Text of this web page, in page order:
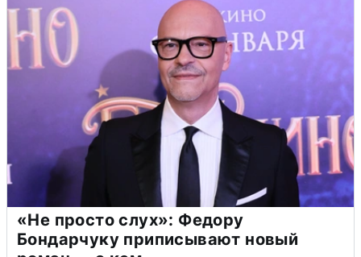
«Не просто слух»: Федору
Бондарчуку приписывают новый